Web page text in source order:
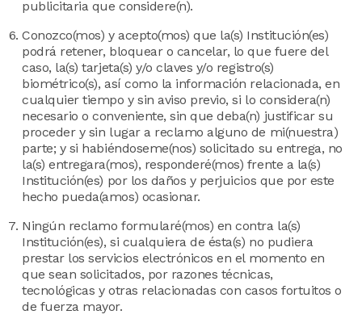
publicitaria que considere(n).
Conozco(mos) y acepto(mos) que la(s) Institución(es)
podrá retener, bloquear o cancelar, lo que fuere del
caso, la(s) tarjeta(s) y/o claves y/o registro(s)
biométrico(s), así como la información relacionada, en
cualquier tiempo y sin aviso previo, si lo considera(n)
necesario o conveniente, sin que deba(n) justificar su
proceder y sin lugar a reclamo alguno de mi(nuestra)
parte; y si habiéndoseme(nos) solicitado su entrega, no
la(s) entregara(mos), responderé(mos) frente a la(s)
Institución(es) por los daños y perjuicios que por este
hecho pueda(amos) ocasionar.
Ningún reclamo formularé(mos) en contra la(s)
Institución(es), si cualquiera de ésta(s) no pudiera
prestar los servicios electrónicos en el momento en
que sean solicitados, por razones técnicas,
tecnológicas y otras relacionadas con casos fortuitos o
de fuerza mayor.